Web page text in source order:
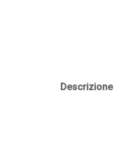
Descrizione